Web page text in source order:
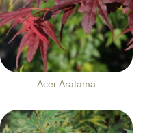
Acer Aratama